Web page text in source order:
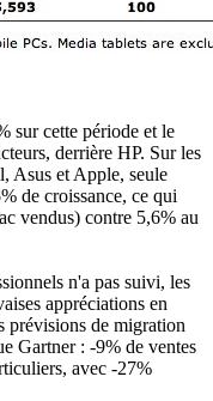
sur cette période et le
derrière HP. Sur les
Asus et Apple, seule
de croissance, ce qui
vendus) contre 5,6% au
n'a pas suivi, les
appréciations en
prévisions de migration
Gartner : -9% de ventes
avec -27%